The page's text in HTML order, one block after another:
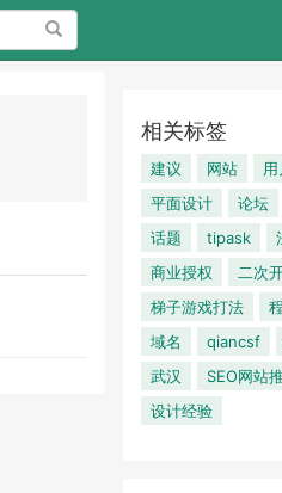
搜索
相关标签
建议 网站 用
平面设计
论坛
话题
tipask
商业授权
二次
梯子游戏打法
域名
qiancsf
武汉
SEO网站
设计经验